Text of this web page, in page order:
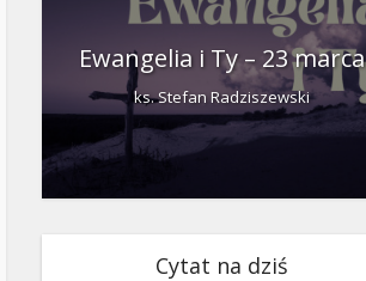
Ewangelia i Ty – 23 marca
ks. Stefan Radziszewski
Cytat na dziś